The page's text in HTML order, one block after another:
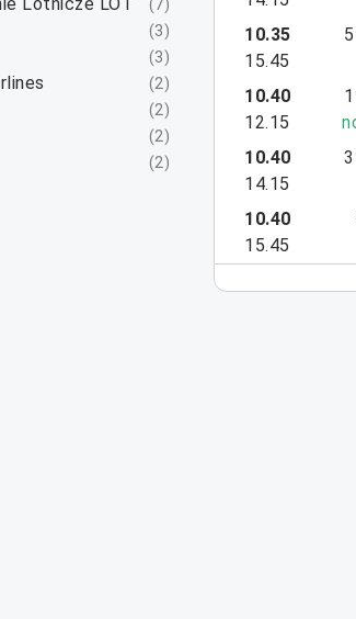
(7)
(3)
(3)
(2)
(2)
(2)
(2)
10.35
15.45
10.40
12.15
10.40
14.15
10.40
15.45